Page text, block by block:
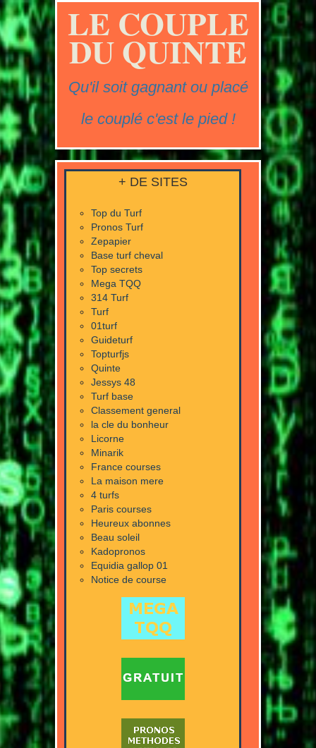
LE COUPLE
DU QUINTE
Qu'il soit gagnant ou placé
le couplé c'est le pied !
+ DE SITES
Top du Turf
Pronos Turf
Zepapier
Base turf cheval
Top secrets
Mega TQQ
314 Turf
Turf
01turf
Guideturf
Topturfjs
Quinte
Jessys 48
Turf base
Classement general
la cle du bonheur
Licorne
Minarik
France courses
La maison mere
4 turfs
Paris courses
Heureux abonnes
Beau soleil
Kadopronos
Equidia gallop 01
Notice de course